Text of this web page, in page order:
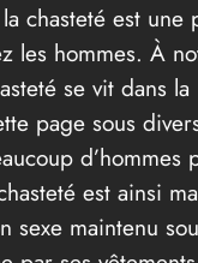
la chasteté est une
les hommes. À
se vit dans la
page sous
d’hommes
est ainsi
sexe maintenu